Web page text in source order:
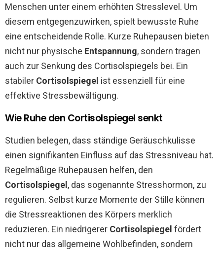
Menschen unter einem erhöhten Stresslevel. Um
diesem entgegenzuwirken, spielt bewusste Ruhe
eine entscheidende Rolle. Kurze Ruhepausen bieten
nicht nur physische Entspannung, sondern tragen
auch zur Senkung des Cortisolspiegels bei. Ein
stabiler Cortisolspiegel ist essenziell für eine
effektive Stressbewältigung.
Wie Ruhe den Cortisolspiegel senkt
Studien belegen, dass ständige Geräuschkulisse
einen signifikanten Einfluss auf das Stressniveau hat.
Regelmäßige Ruhepausen helfen, den
Cortisolspiegel , das sogenannte Stresshormon, zu
regulieren. Selbst kurze Momente der Stille können
die Stressreaktionen des Körpers merklich
reduzieren. Ein niedrigerer Cortisolspiegel fördert
nicht nur das allgemeine Wohlbefinden, sondern